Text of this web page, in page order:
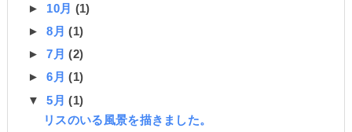
► 10月 (1)
►8月(1)
►7月(2)
►6月(1)
▼5月(1)
リスのいる風景を描きました。